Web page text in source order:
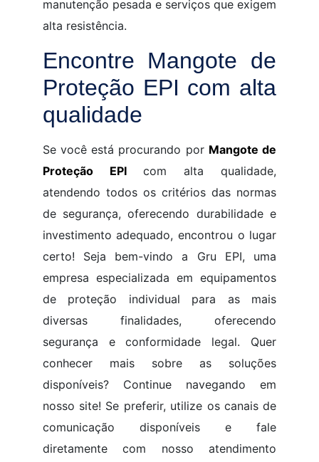
manutenção pesada e serviços que exigem
alta resistência.
Encontre Mangote de
Proteção EPI com alta
qualidade
Se você está procurando por Mangote de
Proteção EPI com alta qualidade,
atendendo todos os critérios das normas
de segurança, oferecendo durabilidade e
investimento adequado, encontrou o lugar
certo! Seja bem-vindo a Gru EPI, uma
empresa especializada em equipamentos
de proteção individual para as mais
diversas finalidades, oferecendo
segurança e conformidade legal. Quer
conhecer mais sobre as soluções
disponíveis? Continue navegando em
nosso site! Se preferir, utilize os canais de
comunicação disponíveis e fale
diretamente com nosso atendimento